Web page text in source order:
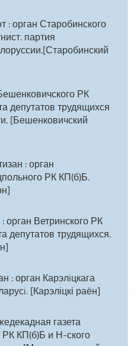
: орган Старобинского
партия
РК
депутатов трудящихся
[Бешенковичский
: орган
РК КП(б)Б.
орган Ветринского РК
депутатов трудящихся.
: орган Карэлiцкага
[Карэліцкі раён]
газета
РК КП(б)Б и Н-ского